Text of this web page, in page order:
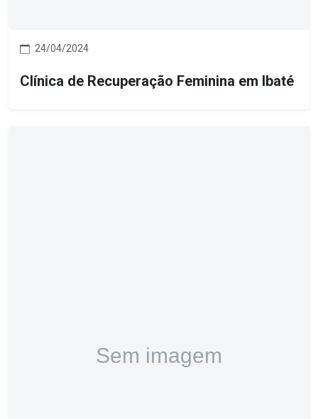
24/04/2024
Clínica de Recuperação Feminina em Ibaté